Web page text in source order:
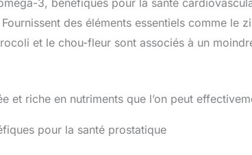
Fournissent des éléments essentiels comme le
et le chou-fleur sont associés à un
et riche en nutriments que l’on peut
pour la santé prostatique